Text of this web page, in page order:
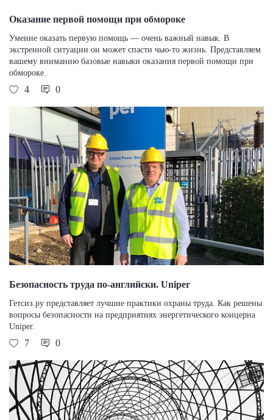
Оказание первой помощи при обмороке
Умение оказать первую помощь — очень важный навык. В
экстренной ситуации он может спасти чью-то жизнь. Представляем
вашему вниманию базовые навыки оказания первой помощи при
обмороке.
4 0
Безопасность труда по-английски. Uniper
Гетсиз.ру представляет лучшие практики охраны труда. Как решены
вопросы безопасности на предприятиях энергетического концерна
Uniper.
7 0